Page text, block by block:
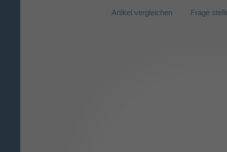
Artikel vergleichen Frage